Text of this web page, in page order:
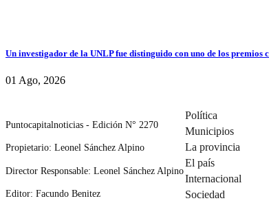
Un investigador de la UNLP fue distinguido con uno de los premios
01 Ago, 2026
Puntocapitalnoticias - Edición N° 2270
Propietario: Leonel Sánchez Alpino
Director Responsable: Leonel Sánchez Alpino
Editor: Facundo Benitez
Política
Municipios
La provincia
El país
Internacional
Sociedad